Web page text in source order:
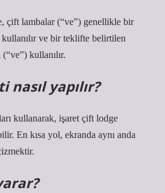
çift lambalar (“ve”) genellikle bir
ve bir teklifte belirtilen
kullanılır.
nasıl yapılır?
kullanarak, işaret çift lodge
En kısa yol, ekranda aynı anda